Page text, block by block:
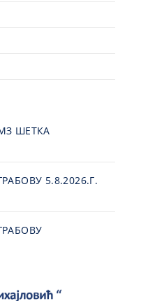
ШЕТКА
5.8.2026.Г.